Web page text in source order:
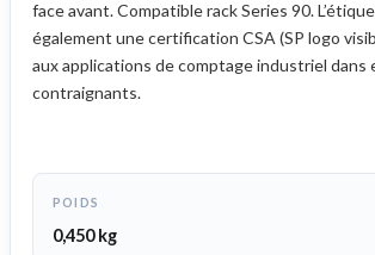
face avant. Compatible rack Series 90.
également une certification CSA (SP logo
aux applications de comptage industriel dans
contraignants.
POIDS
0,450 kg